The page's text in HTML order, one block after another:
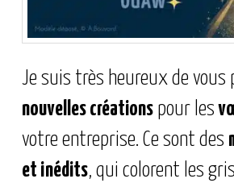
Je suis très heureux de vous
nouvelles créationspour les
votre entreprise. Ce sont des
et inédits, qui colorent les